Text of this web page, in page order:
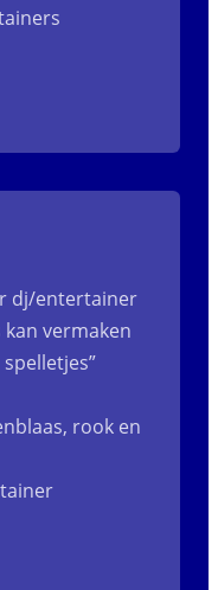
dj/entertainer
vermaken
rook en